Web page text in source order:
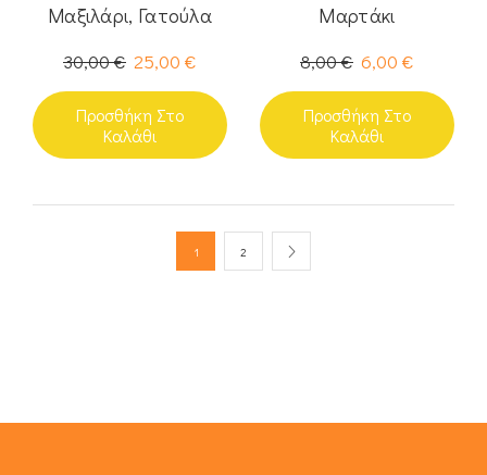
Μαξιλάρι, Γατούλα
30,00€ 25,00 €
Προσθήκη Στο
Καλάθι
Μαρτάκι
8,00€ 6,00 €
Προσθήκη Στο
Καλάθι
1 2